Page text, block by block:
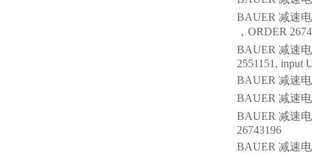
BAUER 减速
，ORDER
BAUER 减速电
2551151, input
BAUER 减速
BAUER 减速
BAUER 减速
26743196
BAUER 减速